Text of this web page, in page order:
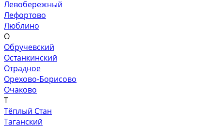
Левобережный
Лефортово
Люблино
О
Обручевский
Останкинский
Отрадное
Орехово-Борисово
Очаково
Т
Тёплый Стан
Таганский